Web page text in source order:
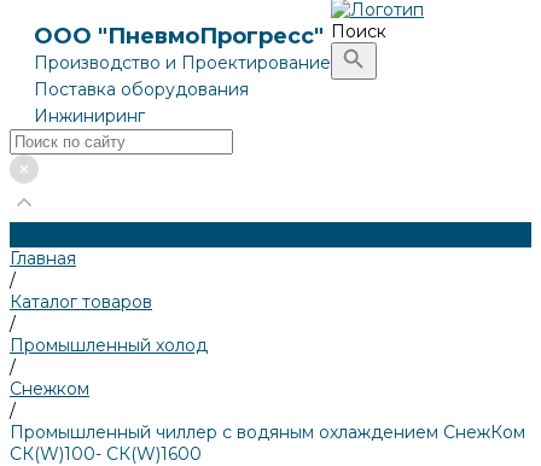
ООО "ПневмоПрогресс"
Производство и Проектирование
Поставка оборудования
Инжиниринг
Поиск
Главная
/
Каталог товаров
/
Промышленный холод
/
Снежком
/
Промышленный чиллер с водяным охлаждением СнежКом
СК(W)100- СК(W)1600